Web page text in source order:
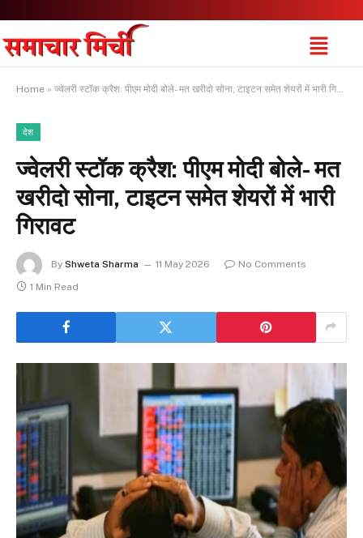
Home » ज्वेलरी स्टॉक क्रैश: पीएम मोदी बोले- मत खरीदो सोना, टाइटन समेत शेयरों में भारी गिरावट
देश
ज्वेलरी स्टॉक क्रैश: पीएम मोदी बोले- मत
खरीदो सोना, टाइटन समेत शेयरों में भारी
गिरावट
By Shweta Sharma 11 May 2026
No Comments
1 Min Read